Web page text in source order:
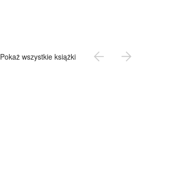
Pokaż wszystkie książki